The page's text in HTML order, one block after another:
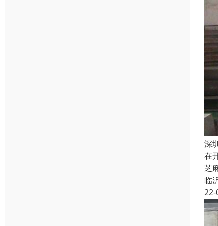
深
在
芝
临
22-